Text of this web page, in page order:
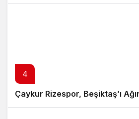
4
Çaykur Rizespor, Beşiktaş’ı